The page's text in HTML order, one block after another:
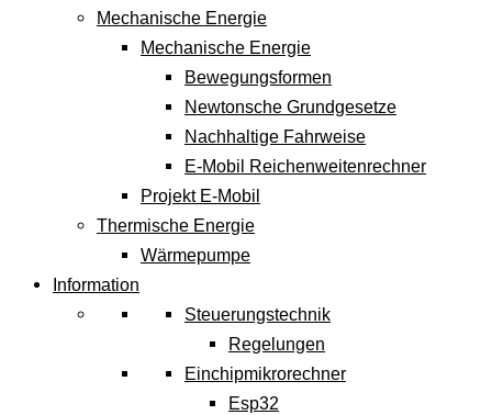
Mechanische Energie
Mechanische Energie
Bewegungsformen
Newtonsche Grundgesetze
Nachhaltige Fahrweise
E-Mobil Reichenweitenrechner
Projekt E-Mobil
Thermische Energie
Wärmepumpe
Information
Steuerungstechnik
Regelungen
Einchipmikrorechner
Esp32